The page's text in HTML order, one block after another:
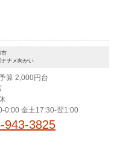
市
ナメ向かい
算 2,000円台
0:00 金土17:30-翌1:00
943-3825